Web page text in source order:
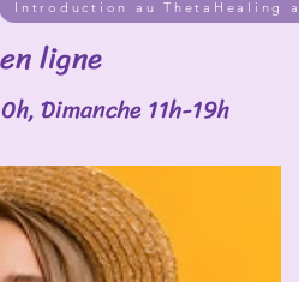
Introduction au ThetaHealing
ligne
Dimanche 11h-19h